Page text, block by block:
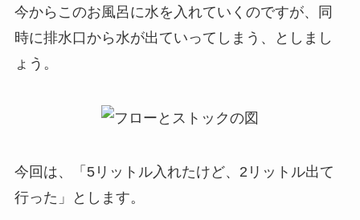
今からこのお風呂に水を入れていくのですが、同
時に排水口から水が出ていってしまう、としまし
ょう。
今回は、
「5リットル入れたけど、2リットル出て
行った」
とします。